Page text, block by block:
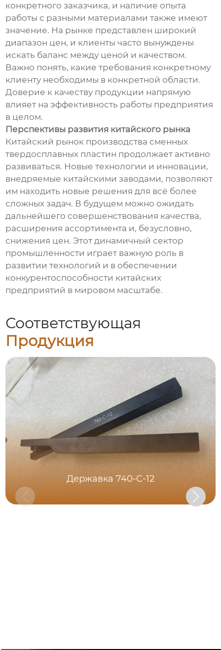
конкретного заказчика, и наличие опыта
работы с разными материалами также имеют
значение. На рынке представлен широкий
диапазон цен, и клиенты часто вынуждены
искать баланс между ценой и качеством.
Важно понять, какие требования конкретному
клиенту необходимы в конкретной области.
Доверие к качеству продукции напрямую
влияет на эффективность работы предприятия
в целом.
Перспективы развития китайского рынка
Китайский рынок производства сменных
твердосплавных пластин продолжает активно
развиваться. Новые технологии и инновации,
внедряемые китайскими заводами, позволяют
им находить новые решения для всё более
сложных задач. В будущем можно ожидать
дальнейшего совершенствования качества,
расширения ассортимента и, безусловно,
снижения цен. Этот динамичный сектор
промышленности играет важную роль в
развитии технологий и в обеспечении
конкурентоспособности китайских
предприятий в мировом масштабе.
Соответствующая
Продукция
Державка 740-C-12